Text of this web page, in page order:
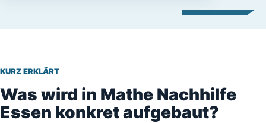
KURZ ERKLÄRT
Was wird in Mathe Nachhilfe
Essen konkret aufgebaut?